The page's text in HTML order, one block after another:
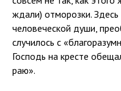
ждали) отморозки.
человеческой души,
случилось с
Господь на кресте
раю».